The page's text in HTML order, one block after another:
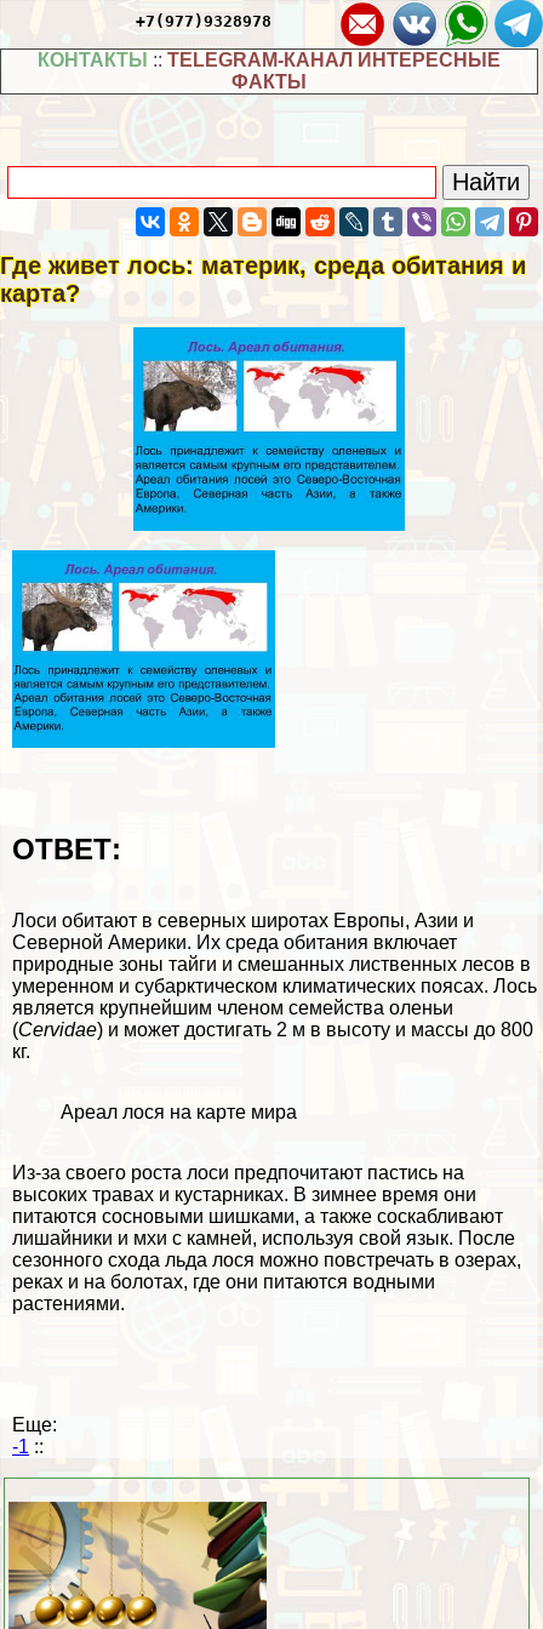
+7(977)9328978
КОНТАКТЫ :: TELEGRAM-КАНАЛ ИНТЕРЕСНЫЕ
ФАКТЫ
Где живет лось: материк, среда обитания и
карта?
ОТВЕТ:
Лоси обитают в северных широтах Европы, Азии и
Северной Америки. Их среда обитания включает
природные зоны тайги и смешанных лиственных лесов в
умеренном и субарктическом климатических поясах. Лось
является крупнейшим члeном семейства оленьи
(Cervidae) и может достигать 2 м в высоту и массы до 800
кг.
Ареал лося на карте мира
Из-за своего роста лоси предпочитают пастись на
высоких травах и кустарниках. В зимнее время они
питаются сосновыми шишками, а также соскабливают
лишайники и мхи с камней, используя свой язык. После
сезонного схода льда лося можно повстречать в озерах,
реках и на болотах, где они питаются водными
растениями.
Еще:
-1 ::